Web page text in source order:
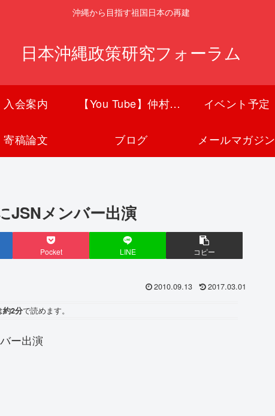
沖縄から目指す祖国日本の再建
日本沖縄政策研究フォーラム
入会案内 【You Tube】仲村覚チャンネル イベント予定
寄稿論文 ブログ メールマガジン
JSNメンバー出演
Pocket LINE コピー
2010.09.13 2017.03.01
約2分で読めます。
ー出演